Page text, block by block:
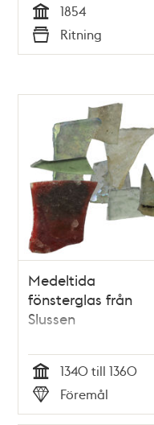
Tid
1854
Typ
Ritning
Medeltida
fönsterglas från
Slussen
Tid
1340 till 1360
Typ
Föremål